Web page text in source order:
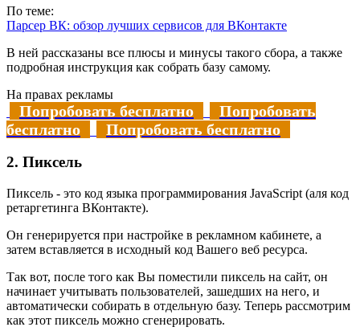
По теме:
Парсер ВК: обзор лучших сервисов для ВКонтакте
В ней рассказаны все плюсы и минусы такого сбора, а также
подробная инструкция как собрать базу самому.
На правах рекламы
Попробовать бесплатно
Попробовать
бесплатно
Попробовать бесплатно
2. Пиксель
Пиксель - это код языка программирования JavaScript (аля код
ретаргетинга ВКонтакте).
Он генерируется при настройке в рекламном кабинете, а
затем вставляется в исходный код Вашего веб ресурса.
Так вот, после того как Вы поместили пиксель на сайт, он
начинает учитывать пользователей, зашедших на него, и
автоматически собирать в отдельную базу. Теперь рассмотрим
как этот пиксель можно сгенерировать.